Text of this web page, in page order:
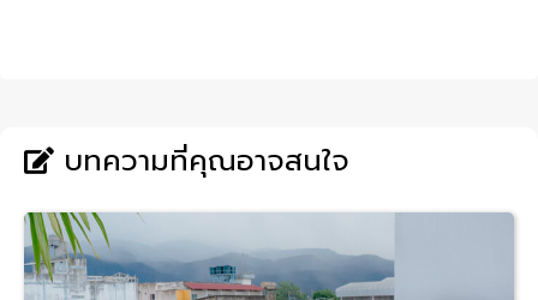
บทความที่คุณอาจสนใจ